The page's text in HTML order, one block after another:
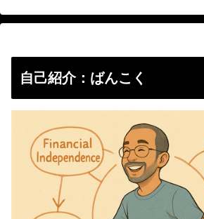
自己紹介：ばんこく